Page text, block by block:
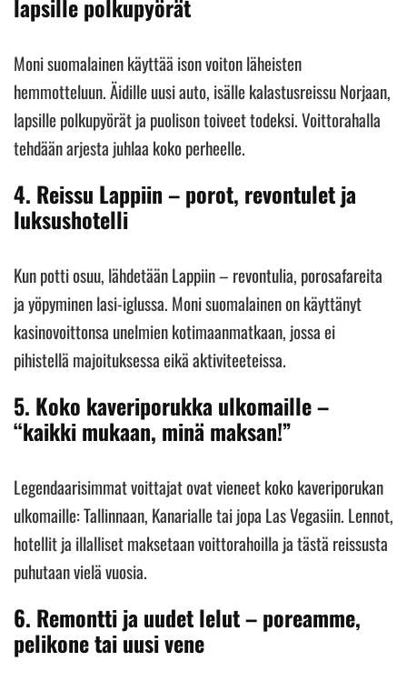
lapsille polkupyörät
Moni suomalainen käyttää ison voiton läheisten
hemmotteluun. Äidille uusi auto, isälle kalastusreissu Norjaan,
lapsille polkupyörät ja puolison toiveet todeksi. Voittorahalla
tehdään arjesta juhlaa koko perheelle.
4. Reissu Lappiin – porot, revontulet ja
luksushotelli
Kun potti osuu, lähdetään Lappiin – revontulia, porosafareita
ja yöpyminen lasi-iglussa. Moni suomalainen on käyttänyt
kasinovoittonsa unelmien kotimaanmatkaan, jossa ei
pihistellä majoituksessa eikä aktiviteeteissa.
5. Koko kaveriporukka ulkomaille –
“kaikki mukaan, minä maksan!”
Legendaarisimmat voittajat ovat vieneet koko kaveriporukan
ulkomaille: Tallinnaan, Kanarialle tai jopa Las Vegasiin. Lennot,
hotellit ja illalliset maksetaan voittorahoilla ja tästä reissusta
puhutaan vielä vuosia.
6. Remontti ja uudet lelut – poreamme,
pelikone tai uusi vene